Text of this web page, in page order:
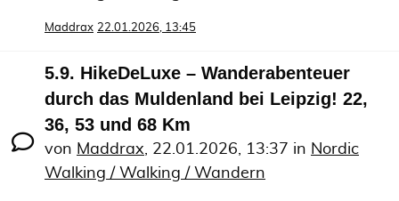
Maddrax 22.01.2026, 13:45
5.9. HikeDeLuxe – Wanderabenteuer
durch das Muldenland bei Leipzig! 22,
36, 53 und 68 Km
von Maddrax, 22.01.2026, 13:37 in Nordic
Walking / Walking / Wandern